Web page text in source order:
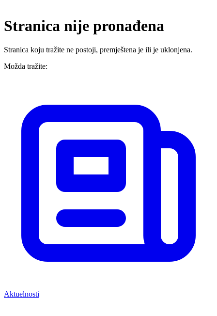
Stranica nije pronađena
Stranica koju tražite ne postoji, premještena je ili je uklonjena.
Možda tražite:
Aktuelnosti